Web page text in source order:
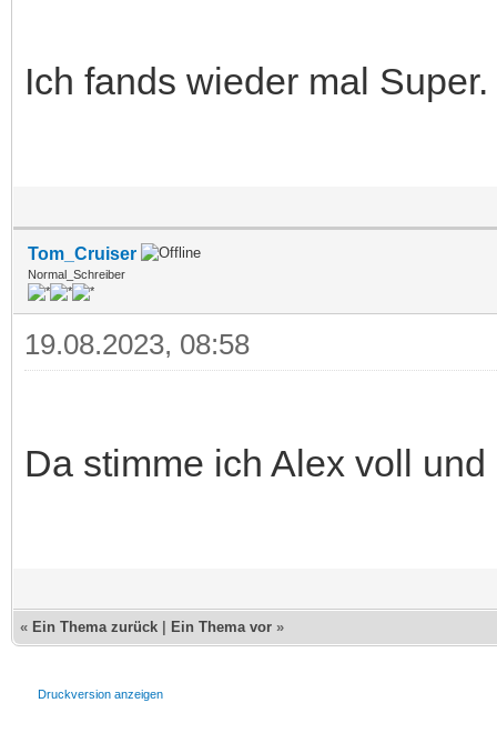
Ich fands wieder mal
Tom_Cruiser
Normal_Schreiber
19.08.2023, 08:58
Da stimme ich Alex voll
« Ein Thema zurück Ein Thema vor »
Druckversion anzeigen